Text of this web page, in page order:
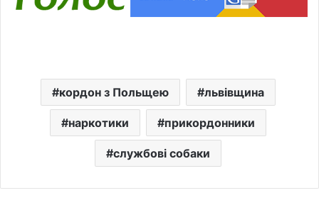
кордон з Польщею львівщина
наркотики прикордонники
службові собаки